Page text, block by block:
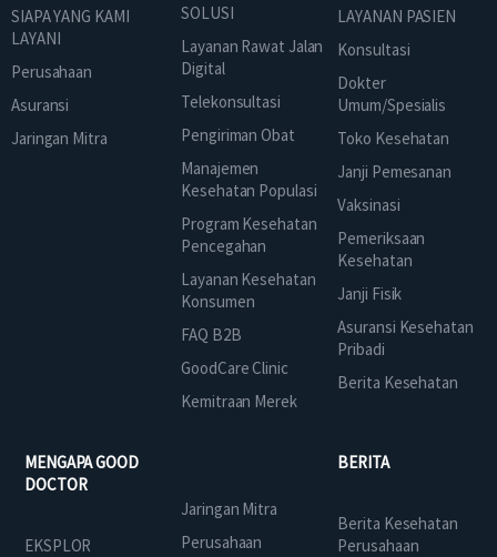
SIAPA YANG KAMI
LAYANI
Perusahaan
Asuransi
Jaringan Mitra
SOLUSI
Layanan Rawat Jalan
Digital
Telekonsultasi
Pengiriman Obat
Manajemen
Kesehatan Populasi
Program Kesehatan
Pencegahan
Layanan Kesehatan
Konsumen
FAQ B2B
GoodCare Clinic
Kemitraan Merek
LAYANAN PASIEN
Konsultasi
Dokter
Umum/Spesialis
Toko Kesehatan
Janji Pemesanan
Vaksinasi
Pemeriksaan
Kesehatan
Janji Fisik
Asuransi Kesehatan
Pribadi
Berita Kesehatan
MENGAPA GOOD
DOCTOR
EKSPLOR
Jaringan Mitra
Perusahaan
BERITA
Berita Kesehatan
Perusahaan